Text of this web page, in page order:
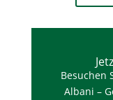
Besuchen
Albani –